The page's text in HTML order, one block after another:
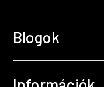
Blogok